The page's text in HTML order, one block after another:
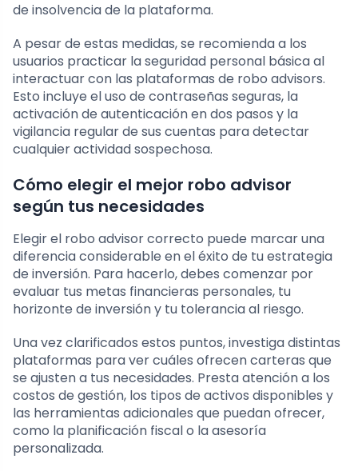
de insolvencia de la plataforma.
A pesar de estas medidas, se recomienda a los
usuarios practicar la seguridad personal básica al
interactuar con las plataformas de robo advisors.
Esto incluye el uso de contraseñas seguras, la
activación de autenticación en dos pasos y la
vigilancia regular de sus cuentas para detectar
cualquier actividad sospechosa.
Cómo elegir el mejor robo advisor
según tus necesidades
Elegir el robo advisor correcto puede marcar una
diferencia considerable en el éxito de tu estrategia
de inversión. Para hacerlo, debes comenzar por
evaluar tus metas financieras personales, tu
horizonte de inversión y tu tolerancia al riesgo.
Una vez clarificados estos puntos, investiga distintas
plataformas para ver cuáles ofrecen carteras que
se ajusten a tus necesidades. Presta atención a los
costos de gestión, los tipos de activos disponibles y
las herramientas adicionales que puedan ofrecer,
como la planificación fiscal o la asesoría
personalizada.